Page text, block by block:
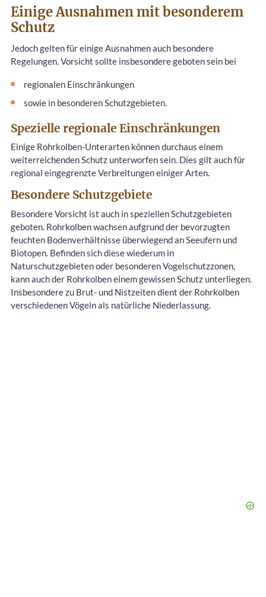
Einige Ausnahmen mit besonderem
Schutz
Jedoch gelten für einige Ausnahmen auch besondere
Regelungen. Vorsicht sollte insbesondere geboten sein bei
regionalen Einschränkungen
sowie in besonderen Schutzgebieten.
Spezielle regionale Einschränkungen
Einige Rohrkolben-Unterarten können durchaus einem
weiterreichenden Schutz unterworfen sein. Dies gilt auch für
regional eingegrenzte Verbreitungen einiger Arten.
Besondere Schutzgebiete
Besondere Vorsicht ist auch in speziellen Schutzgebieten
geboten. Rohrkolben wachsen aufgrund der bevorzugten
feuchten Bodenverhältnisse überwiegend an Seeufern und
Biotopen. Befinden sich diese wiederum in
Naturschutzgebieten oder besonderen Vogelschutzzonen,
kann auch der Rohrkolben einem gewissen Schutz unterliegen.
Insbesondere zu Brut- und Nistzeiten dient der Rohrkolben
verschiedenen Vögeln als natürliche Niederlassung.